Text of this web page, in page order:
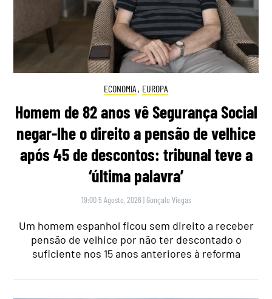
ECONOMIA , EUROPA
Homem de 82 anos vê Segurança Social
negar-lhe o direito a pensão de velhice
após 45 de descontos: tribunal teve a
‘última palavra’
19:00 5 Agosto, 2026 | Gonçalo Viegas
Um homem espanhol ficou sem direito a receber
pensão de velhice por não ter descontado o
suficiente nos 15 anos anteriores à reforma